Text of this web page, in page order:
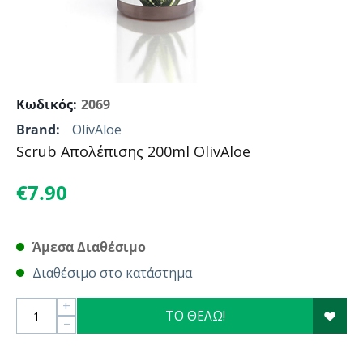
Scrub Απολέπισης 200ml OlivAloe
Brand: OlivΑloe
€7.90
Κωδικός: 2069
Άμεσα Διαθέσιμο
Διαθέσιμο στο κατάστημα
+
−
ΤΟ ΘΕΛΩ!